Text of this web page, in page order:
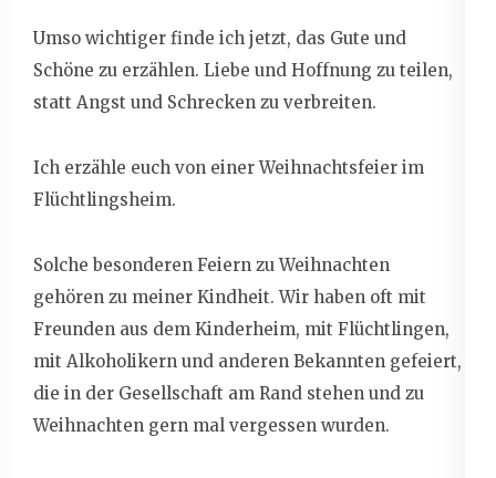
Umso wichtiger finde ich jetzt, das Gute und
Schöne zu erzählen. Liebe und Hoffnung zu teilen,
statt Angst und Schrecken zu verbreiten.
Ich erzähle euch von einer Weihnachtsfeier im
Flüchtlingsheim.
Solche besonderen Feiern zu Weihnachten
gehören zu meiner Kindheit. Wir haben oft mit
Freunden aus dem Kinderheim, mit Flüchtlingen,
mit Alkoholikern und anderen Bekannten gefeiert,
die in der Gesellschaft am Rand stehen und zu
Weihnachten gern mal vergessen wurden.